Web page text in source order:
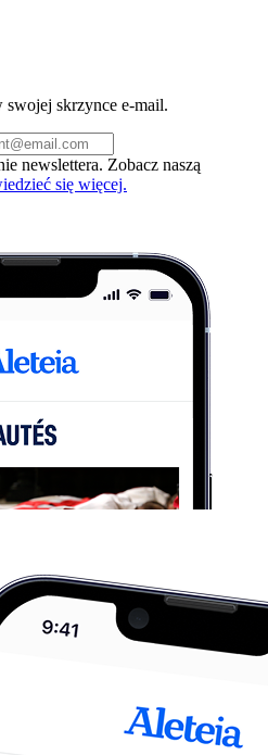
skrzynce e-mail.
newslettera. Zobacz naszą
się więcej.